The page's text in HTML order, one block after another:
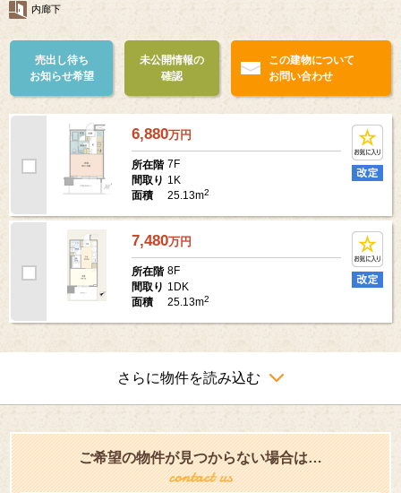
内廊下
売出し待ち
お知らせ希望
未公開情報の
確認
この建物について
お問い合わせ
6,880万円
所在階 7F
間取り 1K
面積
25.13m2
7,480万円
所在階 8F
間取り 1DK
面積
25.13m2
さらに物件を読み込む
ご希望の物件が見つからない場合は…